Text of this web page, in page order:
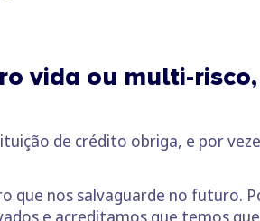
vida ou multi-
de crédito obriga, e por
que nos salvaguarde no futuro.
e acreditamos que temos